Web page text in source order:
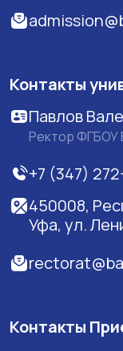
Контакты
Павлов
Ректор ФГБОУ
+7 (347)
450008,
Уфа, ул.
Контакты